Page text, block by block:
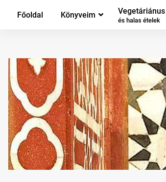
Főoldal Könyveim Vegetáriánus
és halas ételek